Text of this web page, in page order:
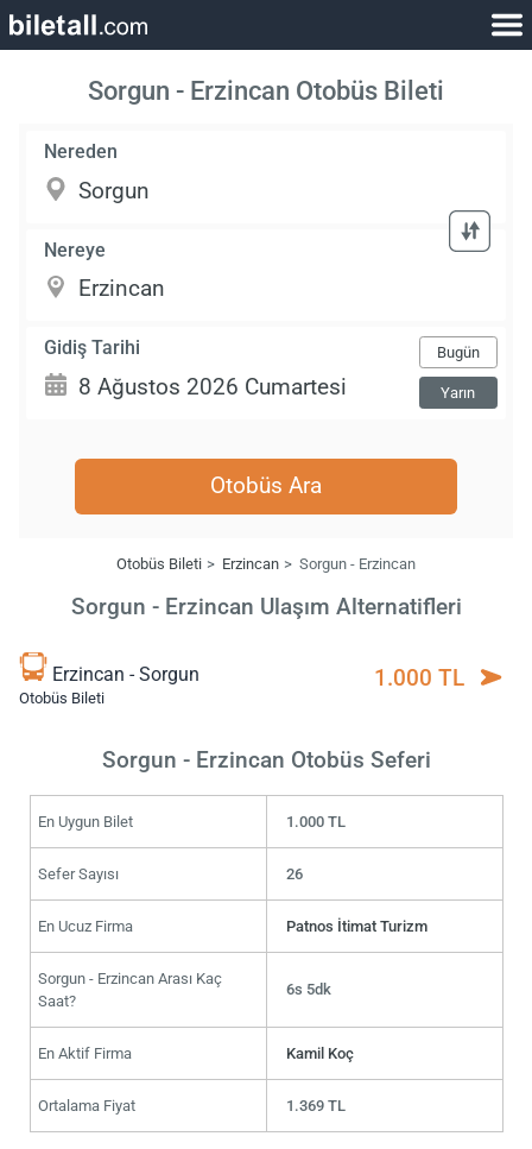
Sorgun - Erzincan Otobüs Bileti
Nereden
Nereye
Gidiş Tarihi Bugün
Yarın
Otobüs Ara
Otobüs Bileti Erzincan Sorgun - Erzincan
Sorgun - Erzincan Ulaşım Alternatifleri
Erzincan - Sorgun
Otobüs Bileti
1.000 TL
Sorgun - Erzincan Otobüs Seferi
En Uygun Bilet 1.000 TL
Sefer Sayısı 26
En Ucuz Firma Patnos İtimat Turizm
Sorgun - Erzincan Arası Kaç
Saat?
6s 5dk
En Aktif Firma Kamil Koç
Ortalama Fiyat 1.369 TL